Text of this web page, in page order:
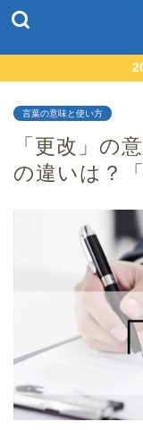
言葉の意味と使い方
「更改」の
の違いは？